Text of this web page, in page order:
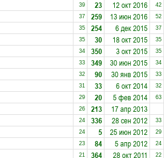
39 23 12 окт 2016 42
37 259 13 июн 2016 52
35 254 6 дек 2015 37
35 30 18 окт 2015 35
34 350 3 окт 2015 35
33 349 30 июн 2015 34
32 90 30 янв 2015 33
31 33 6 окт 2014 32
29 20 5 фев 2014 63
26 213 17 апр 2013
24 336 28 сен 2012 33
24 5 25 июн 2012 29
23 84 5 апр 2012 24
21 364 28 окт 2011 22